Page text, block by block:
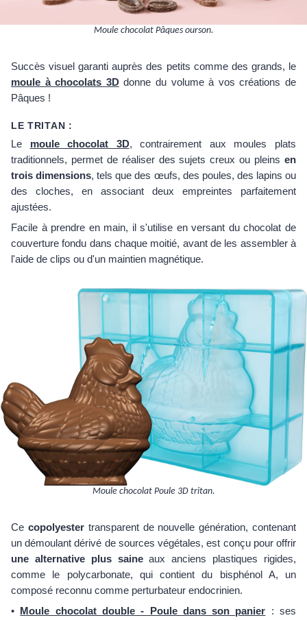
Moule chocolat Pâques ourson.
Succès visuel garanti auprès des petits comme des grands, le
moule à chocolats 3Ddonne du volume à vos créations de
Pâques !
LE TRITAN :
Le moule chocolat 3D, contrairement aux moules plats
traditionnels, permet de réaliser des sujets creux ou pleins en
trois dimensions, tels que des œufs, des poules, des lapins ou
des cloches, en associant deux empreintes parfaitement
ajustées.
Facile à prendre en main, il s'utilise en versant du chocolat de
couverture fondu dans chaque moitié, avant de les assembler à
l'aide de clips ou d'un maintien magnétique.
Moule chocolat Poule 3D tritan.
Ce copolyestertransparent de nouvelle génération, contenant
un démoulant dérivé de sources végétales, est conçu pour offrir
une alternative plus saineaux anciens plastiques rigides,
comme le polycarbonate, qui contient du bisphénol A, un
composé reconnu comme perturbateur endocrinien.
• Moule chocolat double - Poule dans son panier : ses